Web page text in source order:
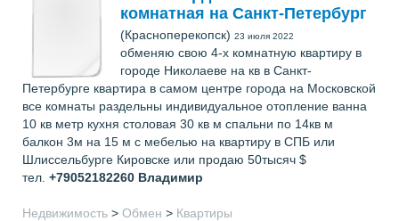
комнатная на Санкт-Петербург
(Красноперекопск) 23 июля 2022
обменяю свою 4-х комнатную квартиру в
городе Николаеве на кв в Санкт-
Петербурге квартира в самом центре города на Московской
все комнаты раздельны индивидуальное отопление ванна
10 кв метр кухня столовая 30 кв м спальни по 14кв м
балкон 3м на 15 м с мебелью на квартиру в СПБ или
Шлиссельбурге Кировске или продаю 50тысяч $
тел. +79052182260 Владимир
Недвижимость > Обмен > Квартиры